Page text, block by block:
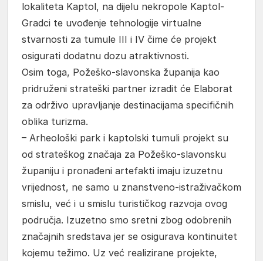
lokaliteta Kaptol, na dijelu nekropole Kaptol-
Gradci te uvođenje tehnologije virtualne
stvarnosti za tumule III i IV čime će projekt
osigurati dodatnu dozu atraktivnosti.
Osim toga, Požeško-slavonska županija kao
pridruženi strateški partner izradit će Elaborat
za održivo upravljanje destinacijama specifičnih
oblika turizma.
– Arheološki park i kaptolski tumuli projekt su
od strateškog značaja za Požeško-slavonsku
županiju i pronađeni artefakti imaju izuzetnu
vrijednost, ne samo u znanstveno-istraživačkom
smislu, već i u smislu turističkog razvoja ovog
područja. Izuzetno smo sretni zbog odobrenih
značajnih sredstava jer se osigurava kontinuitet
kojemu težimo. Uz već realizirane projekte,